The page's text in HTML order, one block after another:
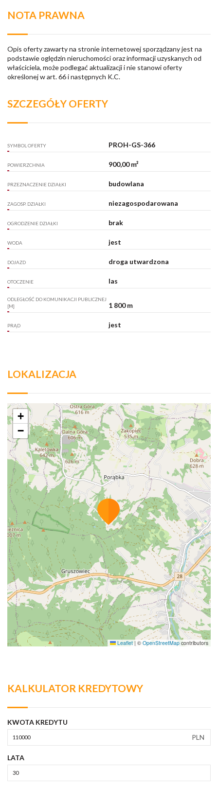
NOTA PRAWNA
Opis oferty zawarty na stronie internetowej sporządzany jest na
podstawie oględzin nieruchomości oraz informacji uzyskanych od
właściciela, może podlegać aktualizacji i nie stanowi oferty
określonej w art. 66 i następnych K.C.
SZCZEGÓŁY OFERTY
SYMBOL OFERTY PROH-GS-366
POWIERZCHNIA 900,00 m²
PRZEZNACZENIE DZIAŁKI budowlana
ZAGOSP. DZIAŁKI niezagospodarowana
OGRODZENIE DZIAŁKI brak
WODA jest
DOJAZD droga utwardzona
OTOCZENIE las
ODLEGŁOŚĆ DO KOMUNIKACJI PUBLICZNEJ
[M]
1 800 m
PRĄD jest
LOKALIZACJA
+
−
Leaflet | © OpenStreetMap contributors
KALKULATOR KREDYTOWY
KWOTA KREDYTU
PLN
LATA